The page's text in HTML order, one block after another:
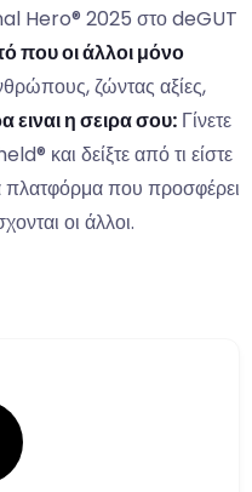
Hero® 2025 στο deGUT
που οι άλλοι μόνο
ζώντας αξίες,
ειναι η σειρα σου: Γίνετε
και δείξτε από τι είστε
πλατφόρμα που προσφέρει
οι άλλοι.